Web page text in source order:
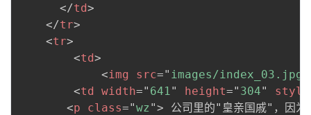
</td>
</tr>
<tr>
<td>
<img src=" images/index_03.jpg
<td width=" 641 " height=" 304" style
<p class="wz "> 公司里的"皇亲国戚"，因为